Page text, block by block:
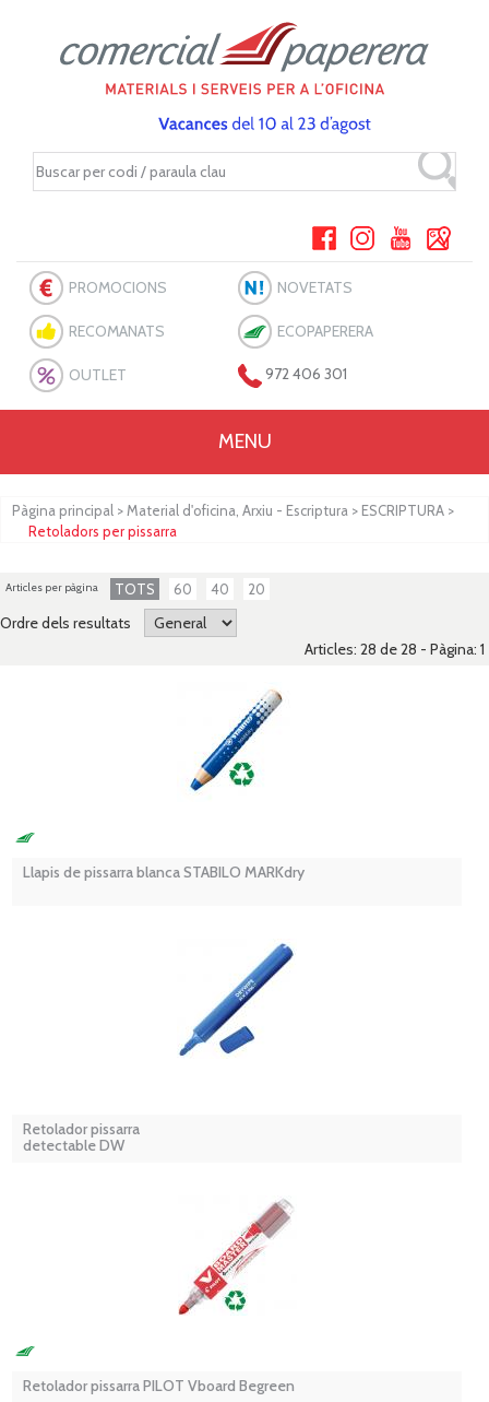
PROMOCIONS NOVETATS
RECOMANATS ECOPAPERERA
OUTLET 972 406 301
MENU
Pàgina principal > Material d'oficina, Arxiu - Escriptura > ESCRIPTURA >
Retoladors per pissarra
Articles per pàgina TOTS 60 40 20
Ordre dels resultats
Articles: 28 de 28 - Pàgina: 1
Llapis de pissarra blanca STABILO MARKdry
Retolador pissarra
detectable DW
Retolador pissarra PILOT Vboard Begreen